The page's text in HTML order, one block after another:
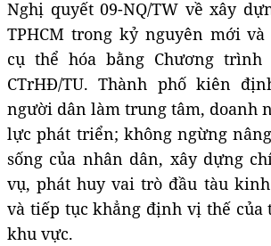
Nghị quyết 09-NQ/TW về xây
TPHCM trong kỷ nguyên mới
cụ thể hóa bằng Chương trình
CTrHĐ/TU. Thành phố kiên
người dân làm trung tâm, doanh
lực phát triển; không ngừng
sống của nhân dân, xây dựng
vụ, phát huy vai trò đầu tàu
và tiếp tục khẳng định vị thế của
khu vực.